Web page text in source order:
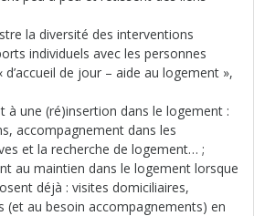
la diversité des interventions
individuels avec les personnes
de jour – aide au logement »,
à une (ré)insertion dans le logement :
accompagnement dans les
et la recherche de logement… ;
au maintien dans le logement lorsque
déjà : visites domiciliaires,
(et au besoin accompagnements) en